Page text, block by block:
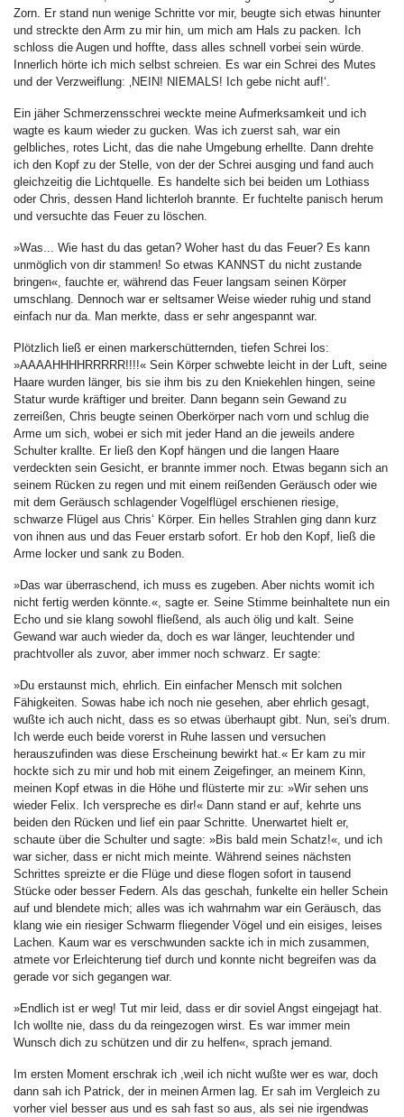
Zorn. Er stand nun wenige Schritte vor mir, beugte sich etwas hinunter
und streckte den Arm zu mir hin, um mich am Hals zu packen. Ich
schloss die Augen und hoffte, dass alles schnell vorbei sein würde.
Innerlich hörte ich mich selbst schreien. Es war ein Schrei des Mutes
und der Verzweiflung: ‚NEIN! NIEMALS! Ich gebe nicht auf!‘.
Ein jäher Schmerzensschrei weckte meine Aufmerksamkeit und ich
wagte es kaum wieder zu gucken. Was ich zuerst sah, war ein
gelbliches, rotes Licht, das die nahe Umgebung erhellte. Dann drehte
ich den Kopf zu der Stelle, von der der Schrei ausging und fand auch
gleichzeitig die Lichtquelle. Es handelte sich bei beiden um Lothiass
oder Chris, dessen Hand lichterloh brannte. Er fuchtelte panisch herum
und versuchte das Feuer zu löschen.
»Was... Wie hast du das getan? Woher hast du das Feuer? Es kann
unmöglich von dir stammen! So etwas KANNST du nicht zustande
bringen«, fauchte er, während das Feuer langsam seinen Körper
umschlang. Dennoch war er seltsamer Weise wieder ruhig und stand
einfach nur da. Man merkte, dass er sehr angespannt war.
Plötzlich ließ er einen markerschütternden, tiefen Schrei los:
»AAAAHHHHRRRRR!!!!« Sein Körper schwebte leicht in der Luft, seine
Haare wurden länger, bis sie ihm bis zu den Kniekehlen hingen, seine
Statur wurde kräftiger und breiter. Dann begann sein Gewand zu
zerreißen, Chris beugte seinen Oberkörper nach vorn und schlug die
Arme um sich, wobei er sich mit jeder Hand an die jeweils andere
Schulter krallte. Er ließ den Kopf hängen und die langen Haare
verdeckten sein Gesicht, er brannte immer noch. Etwas begann sich an
seinem Rücken zu regen und mit einem reißenden Geräusch oder wie
mit dem Geräusch schlagender Vogelflügel erschienen riesige,
schwarze Flügel aus Chris‘ Körper. Ein helles Strahlen ging dann kurz
von ihnen aus und das Feuer erstarb sofort. Er hob den Kopf, ließ die
Arme locker und sank zu Boden.
»Das war überraschend, ich muss es zugeben. Aber nichts womit ich
nicht fertig werden könnte.«, sagte er. Seine Stimme beinhaltete nun ein
Echo und sie klang sowohl fließend, als auch ölig und kalt. Seine
Gewand war auch wieder da, doch es war länger, leuchtender und
prachtvoller als zuvor, aber immer noch schwarz. Er sagte:
»Du erstaunst mich, ehrlich. Ein einfacher Mensch mit solchen
Fähigkeiten. Sowas habe ich noch nie gesehen, aber ehrlich gesagt,
wußte ich auch nicht, dass es so etwas überhaupt gibt. Nun, sei's drum.
Ich werde euch beide vorerst in Ruhe lassen und versuchen
herauszufinden was diese Erscheinung bewirkt hat.« Er kam zu mir
hockte sich zu mir und hob mit einem Zeigefinger, an meinem Kinn,
meinen Kopf etwas in die Höhe und flüsterte mir zu: »Wir sehen uns
wieder Felix. Ich verspreche es dir!« Dann stand er auf, kehrte uns
beiden den Rücken und lief ein paar Schritte. Unerwartet hielt er,
schaute über die Schulter und sagte: »Bis bald mein Schatz!«, und ich
war sicher, dass er nicht mich meinte. Während seines nächsten
Schrittes spreizte er die Flüge und diese flogen sofort in tausend
Stücke oder besser Federn. Als das geschah, funkelte ein heller Schein
auf und blendete mich; alles was ich wahrnahm war ein Geräusch, das
klang wie ein riesiger Schwarm fliegender Vögel und ein eisiges, leises
Lachen. Kaum war es verschwunden sackte ich in mich zusammen,
atmete vor Erleichterung tief durch und konnte nicht begreifen was da
gerade vor sich gegangen war.
»Endlich ist er weg! Tut mir leid, dass er dir soviel Angst eingejagt hat.
Ich wollte nie, dass du da reingezogen wirst. Es war immer mein
Wunsch dich zu schützen und dir zu helfen«, sprach jemand.
Im ersten Moment erschrak ich ,weil ich nicht wußte wer es war, doch
dann sah ich Patrick, der in meinen Armen lag. Er sah im Vergleich zu
vorher viel besser aus und es sah fast so aus, als sei nie irgendwas